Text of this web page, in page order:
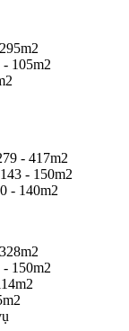
105m2
- 417m2
- 150m2
- 140m2
150m2